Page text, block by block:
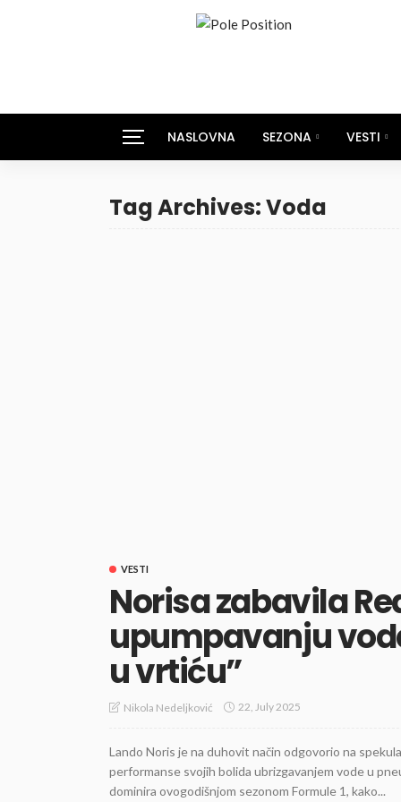
NASLOVNA SEZONA VESTI
Tag Archives: Voda
VESTI
Norisa zabavila
upumpavanju
u vrtiću”
Nikola Nedeljković 22, July 2025
Lando Noris je na duhovit način odgovorio na
performanse svojih bolida ubrizgavanjem vode u
dominira ovogodišnjom sezonom Formule 1, kako...